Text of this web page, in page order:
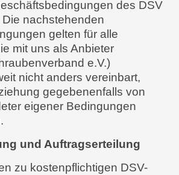
des DSV
nachstehenden
gelten für alle
mit uns als Anbieter
e.V.)
nicht anders vereinbart,
gegebenenfalls von
eigener Bedingungen
und Auftragserteilung
zu kostenpflichtigen DSV-